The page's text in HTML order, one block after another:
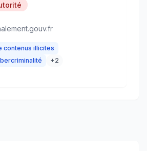
contenus illicites
+2